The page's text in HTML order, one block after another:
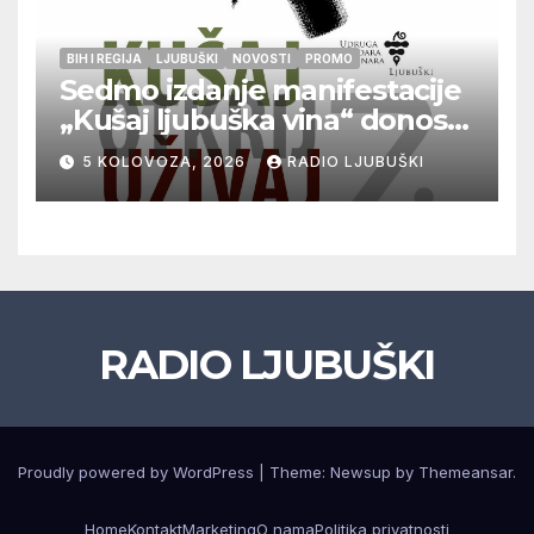
BIH I REGIJA LJUBUŠKI NOVOSTI PROMO
Sedmo izdanje manifestacije
„Kušaj ljubuška vina“ donosi
vrhunska vina, gastronomiju i
glazbu
5 KOLOVOZA, 2026 RADIO LJUBUŠKI
RADIO LJUBUŠKI
Proudly powered by WordPress Theme: Newsup by Themeansar.
HomeKontaktMarketingO namaPolitika privatnosti